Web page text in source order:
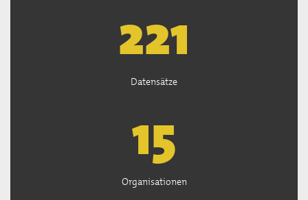
222
Datensätze
15
Organisationen